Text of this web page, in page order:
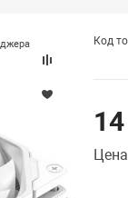
Код